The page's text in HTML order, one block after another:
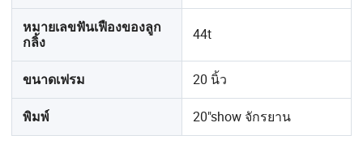
หมายเลขฟันเฟืองของลูก
กลิ้ง
44t
ขนาดเฟรม 20 นิ้ว
พิมพ์ 20"show จักรยาน